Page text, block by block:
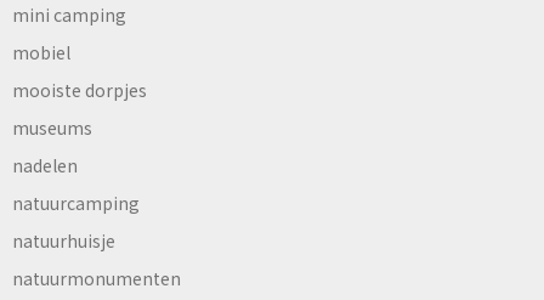
mini camping
mobiel
mooiste dorpjes
museums
nadelen
natuurcamping
natuurhuisje
natuurmonumenten